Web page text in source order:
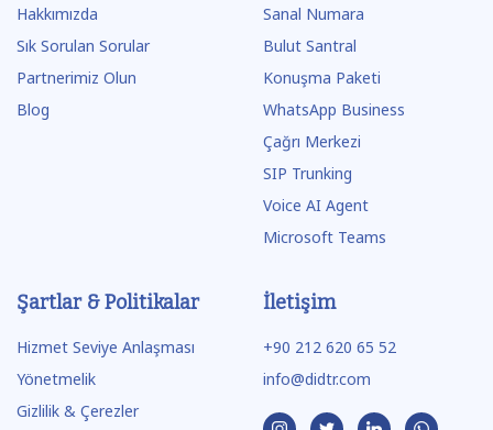
Hakkımızda
Sık Sorulan Sorular
Partnerimiz Olun
Blog
Sanal Numara
Bulut Santral
Konuşma Paketi
WhatsApp Business
Çağrı Merkezi
SIP Trunking
Voice AI Agent
Microsoft Teams
Şartlar & Politikalar
Hizmet Seviye Anlaşması
Yönetmelik
Gizlilik & Çerezler
İletişim
+90 212 620 65 52
info@didtr.com